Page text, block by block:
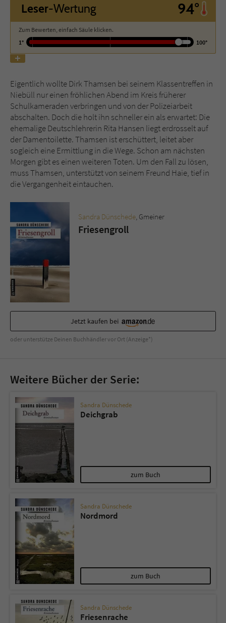
Leser-Wertung 94°
Zum Bewerten, einfach Säule klicken.
1°
100°
Eigentlich wollte Dirk Thamsen bei seinem Klassentreffen in
Niebüll nur einen fröhlichen Abend im Kreis früherer
Schulkameraden verbringen und von der Polizeiarbeit
abschalten. Doch die holt ihn schneller ein als erwartet: Die
ehemalige Deutschlehrerin Rita Hansen liegt erdrosselt auf
der Damentoilette. Thamsen ist erschüttert, leitet aber
sogleich eine Ermittlung in die Wege. Schon am nächsten
Morgen gibt es einen weiteren Toten. Um den Fall zu lösen,
muss Thamsen, unterstützt von seinem Freund Haie, tief in
die Vergangenheit eintauchen.
Sandra Dünschede, Gmeiner
Friesengroll
Jetzt kaufen bei
oder unterstütze Deinen Buchhändler vor Ort (Anzeige*)
Weitere Bücher der Serie:
Sandra Dünschede
Deichgrab
zum Buch
Sandra Dünschede
Nordmord
zum Buch
Sandra Dünschede
Friesenrache
Name tx_pwcomments_ahash
Anbieter Literatur-Couch Medien GmbH & Co. KG
Zweck Cookie für Kommentare einzelner Buchtitel
Name fe_typo_user
Anbieter Literatur-Couch Medien GmbH & Co. KG
Laufzeit Session
Benutzer. Es wird benötigt um z. B. den
Sicherheitscode des Kontaktformulars zu